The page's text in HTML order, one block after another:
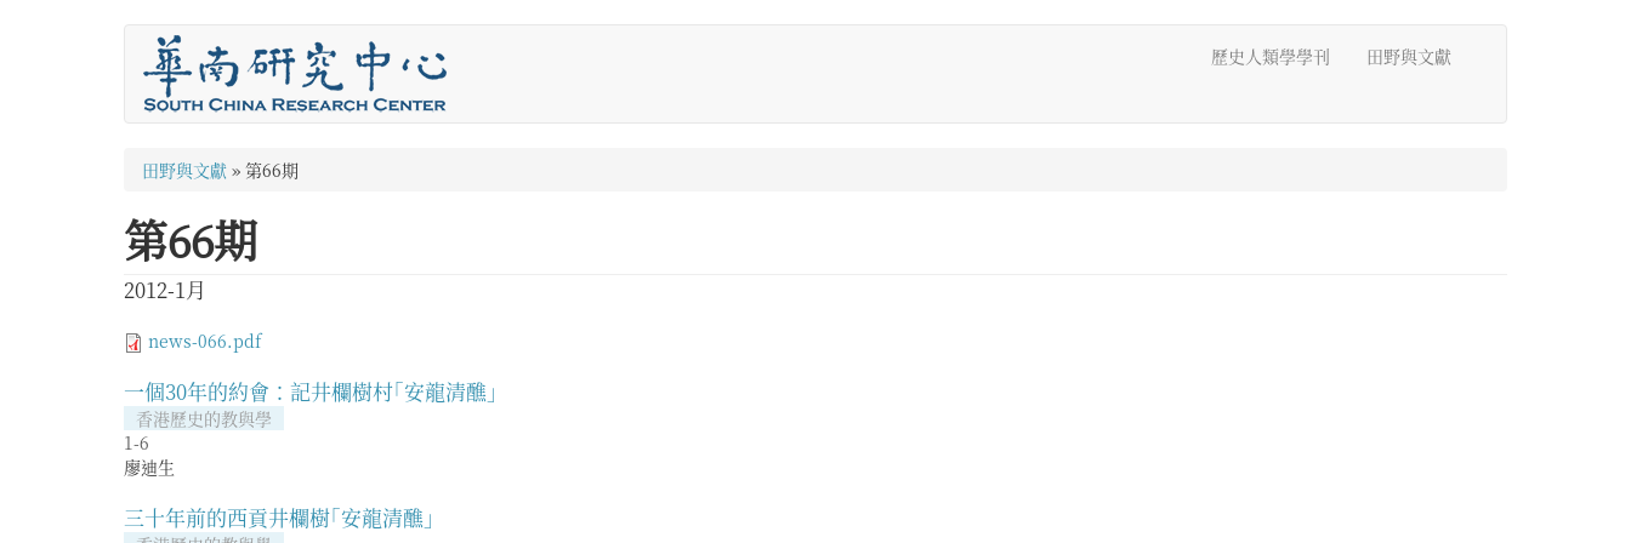
歷史人類學學刊 田野與文獻
您
在
這
裡
田野與文獻 » 第66期
第66期
2012-1月
news-066.pdf
一個30年的約會：記井欄樹村｢安龍清醮｣
香港歷史的教與學
1-6
廖迪生
三十年前的西貢井欄樹｢安龍清醮｣